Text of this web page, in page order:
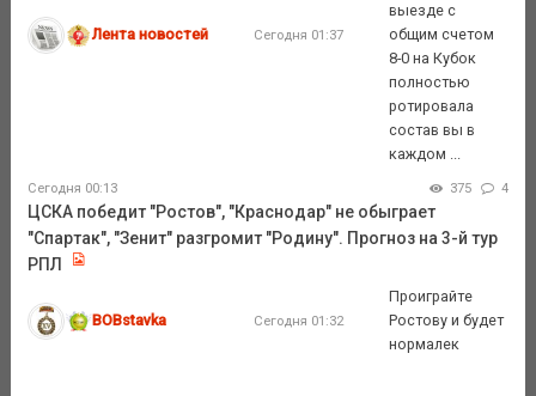
Лента новостей Сегодня 01:37
выезде с
общим счетом
8-0 на Кубок
полностью
ротировала
состав вы в
каждом ...
Сегодня 00:13 375 4
ЦСКА победит "Ростов", "Краснодар" не обыграет
"Спартак", "Зенит" разгромит "Родину". Прогноз на 3-й тур
РПЛ
BOBstavka Сегодня 01:32
Проиграйте
Ростову и будет
нормалек